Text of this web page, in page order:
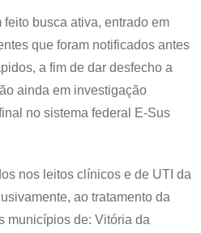
busca ativa, entrado em
que foram notificados antes
a fim de dar desfecho a
ainda em investigação
no sistema federal E-Sus
nos leitos clínicos e de UTI da
ao tratamento da
municípios de: Vitória da